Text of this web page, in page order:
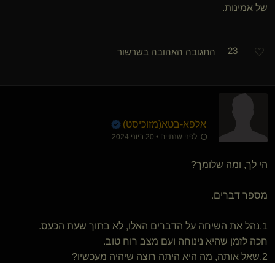
של אמינות.
23 התגובה האהובה בשרשור
אלפא-בטא​(מזוכיסט)
לפני שנתיים • 20 ביוני 2024
הי לך, ומה שלומך?
מספר דברים.
1.נהל את השיחה על הדברים האלו, לא בתוך שעת הכעס.
חכה לזמן שהיא נינוחה ועם מצב רוח טוב.
2.שאל אותה, מה היא היתה רוצה שיהיה מעכשיו?